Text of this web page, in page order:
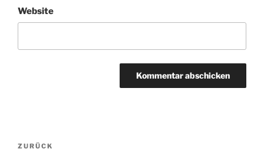
Website
Beitragsnavigation
ZURÜCK